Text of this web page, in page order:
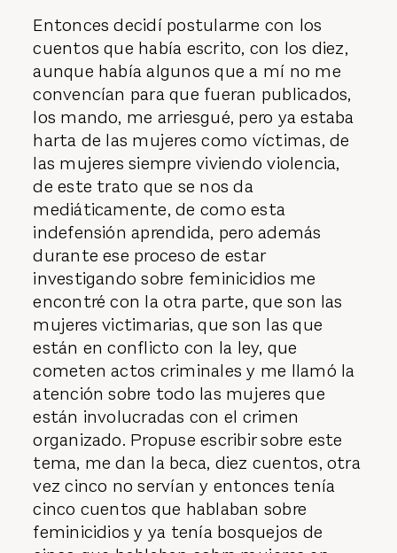
Entonces decidí postularme con los
cuentos que había escrito, con los diez,
aunque había algunos que a mí no me
convencían para que fueran publicados,
los mando, me arriesgué, pero ya estaba
harta de las mujeres como víctimas, de
las mujeres siempre viviendo violencia,
de este trato que se nos da
mediáticamente, de como esta
indefensión aprendida, pero además
durante ese proceso de estar
investigando sobre feminicidios me
encontré con la otra parte, que son las
mujeres victimarias, que son las que
están en conflicto con la ley, que
cometen actos criminales y me llamó la
atención sobre todo las mujeres que
están involucradas con el crimen
organizado. Propuse escribir sobre este
tema, me dan la beca, diez cuentos, otra
vez cinco no servían y entonces tenía
cinco cuentos que hablaban sobre
feminicidios y ya tenía bosquejos de